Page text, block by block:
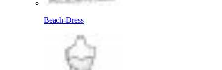
Beach-Dress